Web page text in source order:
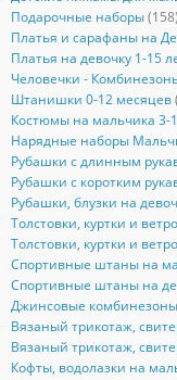
Подарочные наборы (158)
Платья и сарафаны на
Платья на девочку 1-15
Человечки -
Штанишки 0-12 месяцев
Костюмы на мальчика 3-
Нарядные наборы
Рубашки с длинным
Рубашки с коротким
Рубашки, блузки на
Толстовки, куртки и
Толстовки, куртки и
Спортивные штаны на
Спортивные штаны на
Джинсовые комбинезоны
Вязаный трикотаж,
Вязаный трикотаж,
Кофты, водолазки на